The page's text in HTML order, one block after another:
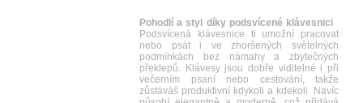
Pohodlí a styl díky podsvícené klávesnici
Podsvícená klávesnice ti umožní pracovat
nebo psát i ve zhoršených světelných
podmínkách bez námahy a zbytečných
překlepů. Klávesy jsou dobře viditelné i při
večerním psaní nebo cestování, takže
zůstáváš produktivní kdykoli a kdekoli. Navíc